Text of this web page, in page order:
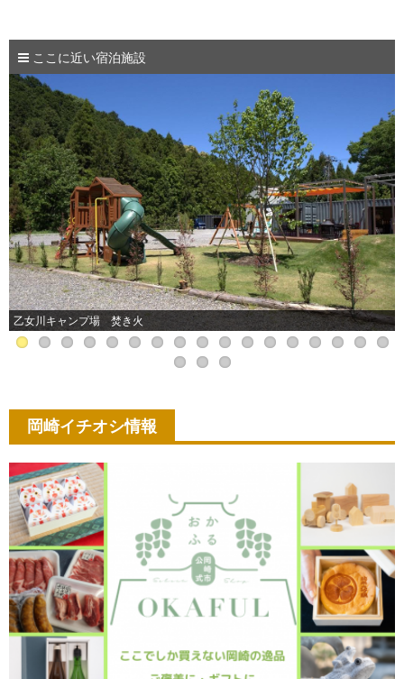
ここに近い宿泊施設
乙女川キャンプ場 焚き火
岡崎イチオシ情報